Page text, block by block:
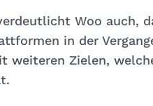
Woo auch,
in der
weiteren Zielen,